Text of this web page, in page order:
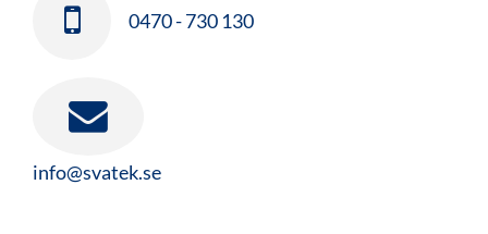
0470 - 730 130
info@svatek.se